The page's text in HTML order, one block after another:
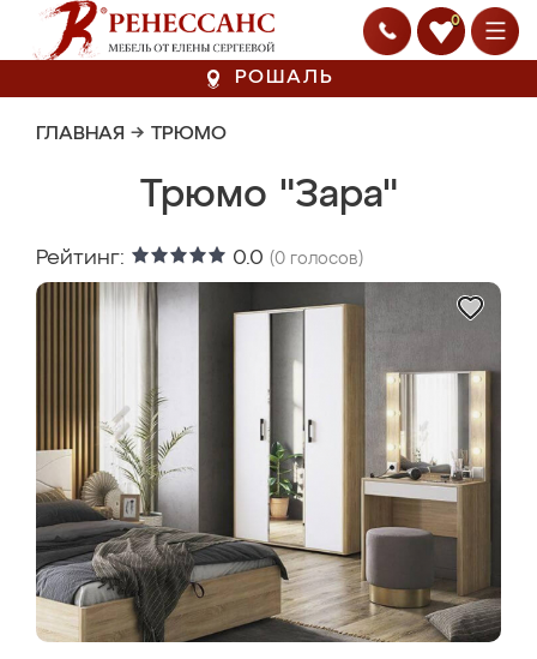
0
РОШАЛЬ
ГЛАВНАЯ → ТРЮМО
Трюмо "Зара"
Рейтинг: 0.0 (0 голосов)